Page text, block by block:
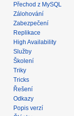
Přechod z MySQL
Zálohování
Zabezpečení
Replikace
High Availability
Služby
Školení
Triky
Tricks
Řešení
Odkazy
Popis verzí